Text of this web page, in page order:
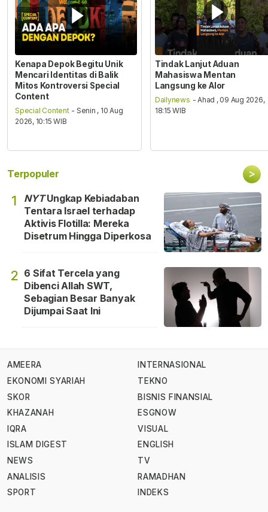
Kenapa Depok Begitu Unik
Mencari Identitas di Balik
Mitos Kontroversi Special
Content
Special Content - Senin , 10 Aug
2026, 10:15 WIB
Tindak Lanjut Aduan
Mahasiswa Mentan
Langsung ke Alor
Dailynews - Ahad , 09 Aug 2026,
18:15 WIB
Terpopuler >
1 NYTUngkap Kebiadaban
Tentara Israel terhadap
Aktivis Flotilla: Mereka
Disetrum Hingga Diperkosa
2 6 Sifat Tercela yang
Dibenci Allah SWT,
Sebagian Besar Banyak
Dijumpai Saat Ini
AMEERA
EKONOMI SYARIAH
SKOR
KHAZANAH
IQRA
ISLAM DIGEST
NEWS
ANALISIS
SPORT
INTERNASIONAL
TEKNO
BISNIS FINANSIAL
ESGNOW
VISUAL
ENGLISH
TV
RAMADHAN
INDEKS